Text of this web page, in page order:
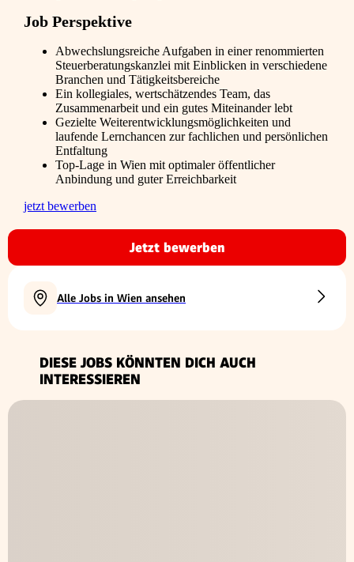
Job Perspektive
Abwechslungsreiche Aufgaben in einer renommierten
Steuerberatungskanzlei mit Einblicken in verschiedene
Branchen und Tätigkeitsbereiche
Ein kollegiales, wertschätzendes Team, das
Zusammenarbeit und ein gutes Miteinander lebt
Gezielte Weiterentwicklungsmöglichkeiten und
laufende Lernchancen zur fachlichen und persönlichen
Entfaltung
Top-Lage in Wien mit optimaler öffentlicher
Anbindung und guter Erreichbarkeit
jetzt bewerben
Jetzt bewerben
Alle Jobs in Wien ansehen
DIESE JOBS KÖNNTEN DICH AUCH
INTERESSIEREN